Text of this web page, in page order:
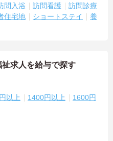
問入浴 訪問看護
訪問診療
住宅地 ショートステイ
養
求人を給与で探す
以上 1400円以上
1600円